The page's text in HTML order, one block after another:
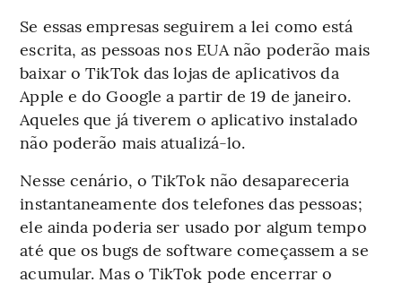
Se essas empresas seguirem a lei como está
escrita, as pessoas nos EUA não poderão mais
baixar o TikTok das lojas de aplicativos da
Apple e do Google a partir de 19 de janeiro.
Aqueles que já tiverem o aplicativo instalado
não poderão mais atualizá-lo.
Nesse cenário, o TikTok não desapareceria
instantaneamente dos telefones das pessoas;
ele ainda poderia ser usado por algum tempo
até que os bugs de software começassem a se
acumular. Mas o TikTok pode encerrar o